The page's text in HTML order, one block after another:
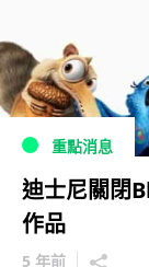
重點消息
迪士尼關閉
作品
5 年前